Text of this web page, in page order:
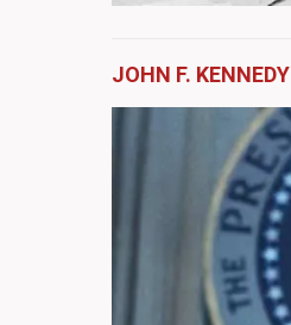
JOHN F. KENNEDY